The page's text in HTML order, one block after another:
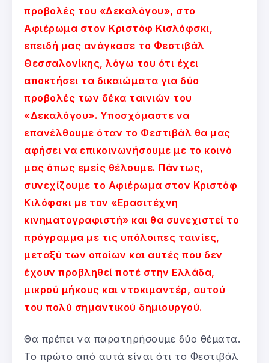
προβολές του «Δεκαλόγου», στο
Αφιέρωμα στον Κριστόφ Κισλόφσκι,
επειδή μας ανάγκασε το Φεστιβάλ
Θεσσαλονίκης, λόγω του ότι έχει
αποκτήσει τα δικαιώματα για δύο
προβολές των δέκα ταινιών του
«Δεκαλόγου». Υποσχόμαστε να
επανέλθουμε όταν το Φεστιβάλ θα μας
αφήσει να επικοινωνήσουμε με το κοινό
μας όπως εμείς θέλουμε. Πάντως,
συνεχίζουμε το Αφιέρωμα στον Κριστόφ
Κιλόφσκι με τον «Ερασιτέχνη
κινηματογραφιστή» και θα συνεχιστεί το
πρόγραμμα με τις υπόλοιπες ταινίες,
μεταξύ των οποίων και αυτές που δεν
έχουν προβληθεί ποτέ στην Ελλάδα,
μικρού μήκους και ντοκιμαντέρ, αυτού
του πολύ σημαντικού δημιουργού.
Θα πρέπει να παρατηρήσουμε δύο θέματα.
Το πρώτο από αυτά είναι ότι το Φεστιβάλ